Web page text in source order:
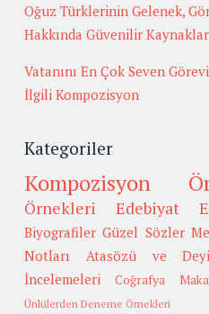
Oğuz Türklerinin Gelenek,
Hakkında Güvenilir
Vatanını En Çok Seven
İlgili Kompozisyon
Kategoriler
Kompozisyon
Örnekleri
Edebiyat
Biyografiler Güzel Sözler
Notları
Atasözü ve
İncelemeleri
Coğrafya
Ünlülerden Deneme Örnekleri